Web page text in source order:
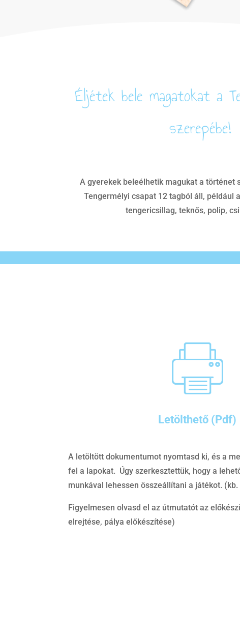
Éljétek bele magatokat a
szerepébe!
A gyerekek beleélhetik magukat a történet
Tengermélyi csapat 12 tagból áll, például
tengericsillag, teknős, polip,
Letölthető (Pdf)
A letöltött dokumentumot nyomtasd ki, és a
fel a lapokat. Úgy szerkesztettük, hogy a
munkával lehessen összeállítani a játékot. (kb.
Figyelmesen olvasd el az útmutatót az
elrejtése, pálya előkészítése)